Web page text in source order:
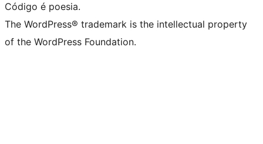
Código é poesia.
The WordPress® trademark is the intellectual property
of the WordPress Foundation.